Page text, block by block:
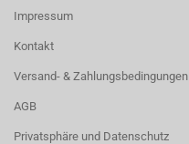
Impressum
Kontakt
Versand- & Zahlungsbedingungen
AGB
Privatsphäre und Datenschutz